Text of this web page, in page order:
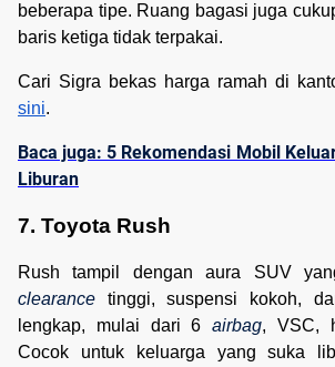
beberapa tipe. Ruang bagasi juga
baris ketiga tidak terpakai.
Cari Sigra bekas harga ramah di
sini.
Baca juga: 5 Rekomendasi Mobil
Liburan
7. Toyota Rush
Rush tampil dengan aura SUV
clearance tinggi, suspensi kokoh,
lengkap, mulai dari 6 airbag, VSC,
Cocok untuk keluarga yang suka